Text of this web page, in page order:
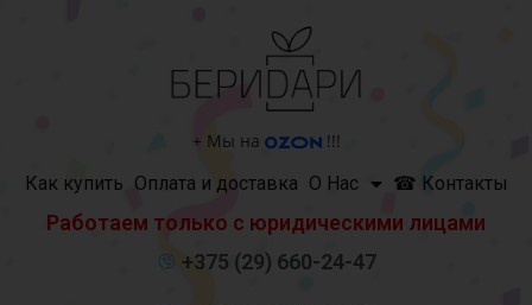
+ Мы на
!!!
Как купить Оплата и доставка О Нас ☎ Контакты
Работаем только с юридическими лицами
+375 (29) 660-24-47